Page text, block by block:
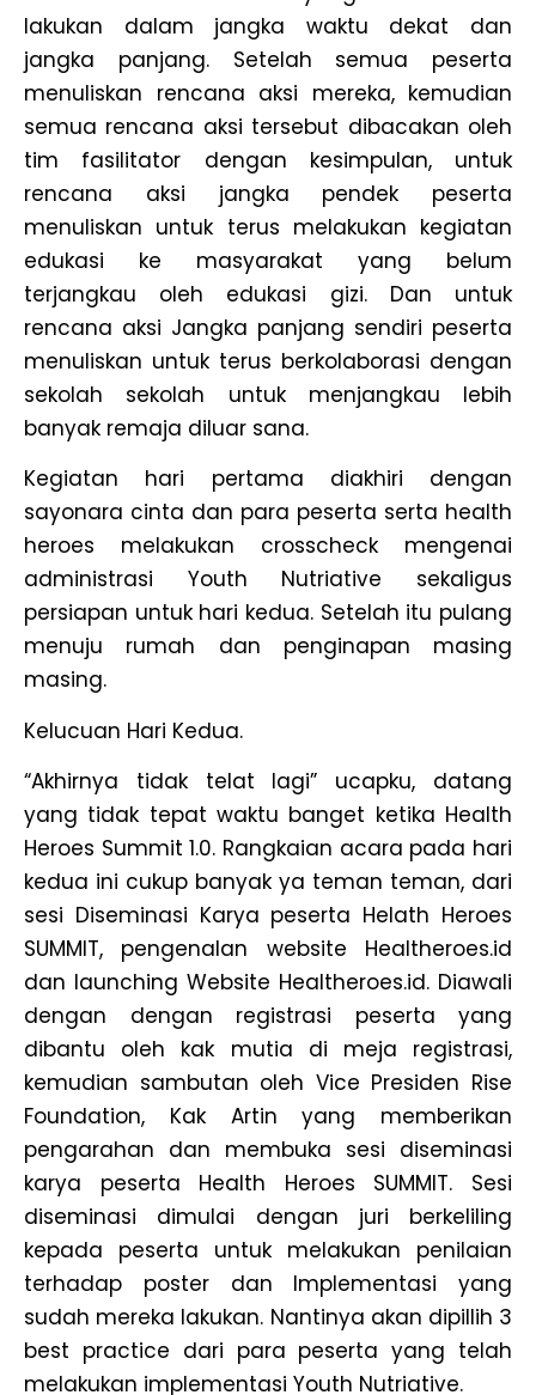
lakukan dalam jangka waktu dekat dan
jangka panjang. Setelah semua peserta
menuliskan rencana aksi mereka, kemudian
semua rencana aksi tersebut dibacakan oleh
tim fasilitator dengan kesimpulan, untuk
rencana aksi jangka pendek peserta
menuliskan untuk terus melakukan kegiatan
edukasi ke masyarakat yang belum
terjangkau oleh edukasi gizi. Dan untuk
rencana aksi Jangka panjang sendiri peserta
menuliskan untuk terus berkolaborasi dengan
sekolah sekolah untuk menjangkau lebih
banyak remaja diluar sana.
Kegiatan hari pertama diakhiri dengan
sayonara cinta dan para peserta serta health
heroes melakukan crosscheck mengenai
administrasi Youth Nutriative sekaligus
persiapan untuk hari kedua. Setelah itu pulang
menuju rumah dan penginapan masing
masing.
Kelucuan Hari Kedua.
“Akhirnya tidak telat lagi” ucapku, datang
yang tidak tepat waktu banget ketika Health
Heroes Summit 1.0. Rangkaian acara pada hari
kedua ini cukup banyak ya teman teman, dari
sesi Diseminasi Karya peserta Helath Heroes
SUMMIT, pengenalan website Healtheroes.id
dan launching Website Healtheroes.id. Diawali
dengan dengan registrasi peserta yang
dibantu oleh kak mutia di meja registrasi,
kemudian sambutan oleh Vice Presiden Rise
Foundation, Kak Artin yang memberikan
pengarahan dan membuka sesi diseminasi
karya peserta Health Heroes SUMMIT. Sesi
diseminasi dimulai dengan juri berkeliling
kepada peserta untuk melakukan penilaian
terhadap poster dan Implementasi yang
sudah mereka lakukan. Nantinya akan dipillih 3
best practice dari para peserta yang telah
melakukan implementasi Youth Nutriative.